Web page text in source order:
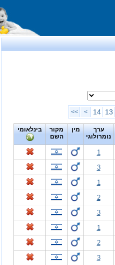
13
14
>
>>
ערך
נומרולוגי
מין
מקור
השם
בינלאומי
1
3
1
2
3
1
2
3